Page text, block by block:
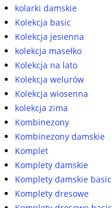
kolarki damskie
Kolekcja basic
Kolekcja jesienna
kolekcja masełko
Kolekcja na lato
Kolekcja welurów
Kolekcja wiosenna
kolekcja zima
Kombinezony
Kombinezony damskie
Komplet
Komplety damskie
Komplety damskie basic
Komplety dresowe